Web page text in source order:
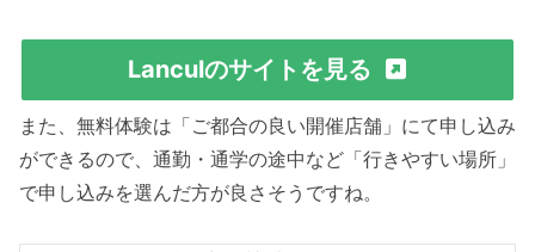
Lanculのサイトを見る
また、無料体験は「ご都合の良い開催店舗」にて申し込み
ができるので、通勤・通学の途中など「行きやすい場所」
で申し込みを選んだ方が良さそうですね。